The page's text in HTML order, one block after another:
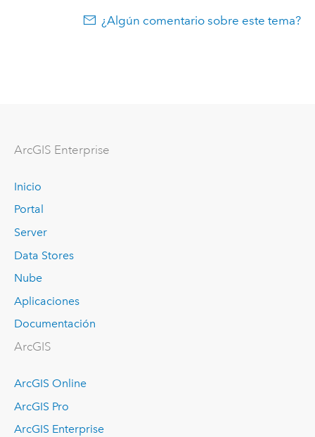
¿Algún comentario sobre este tema?
ArcGIS Enterprise
Inicio
Portal
Server
Data Stores
Nube
Aplicaciones
Documentación
ArcGIS
ArcGIS Online
ArcGIS Pro
ArcGIS Enterprise